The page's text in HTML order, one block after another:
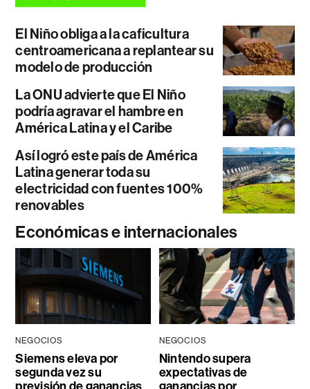
El Niño obliga a la caficultura
centroamericana a replantear su
modelo de producción
La ONU advierte que El Niño
podría agravar el hambre en
América Latina y el Caribe
Así logró este país de América
Latina generar toda su
electricidad con fuentes 100%
renovables
Económicas e internacionales
NEGOCIOS
Siemens eleva por
segunda vez su
NEGOCIOS
Nintendo supera
expectativas de